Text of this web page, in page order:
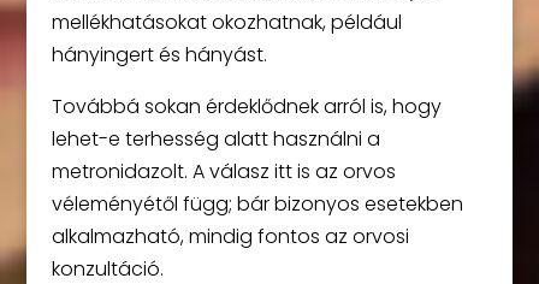
mellékhatásokat okozhatnak, például
hányingert és hányást.
Továbbá sokan érdeklődnek arról is, hogy
lehet-e terhesség alatt használni a
metronidazolt. A válasz itt is az orvos
véleményétől függ; bár bizonyos esetekben
alkalmazható, mindig fontos az orvosi
konzultáció.